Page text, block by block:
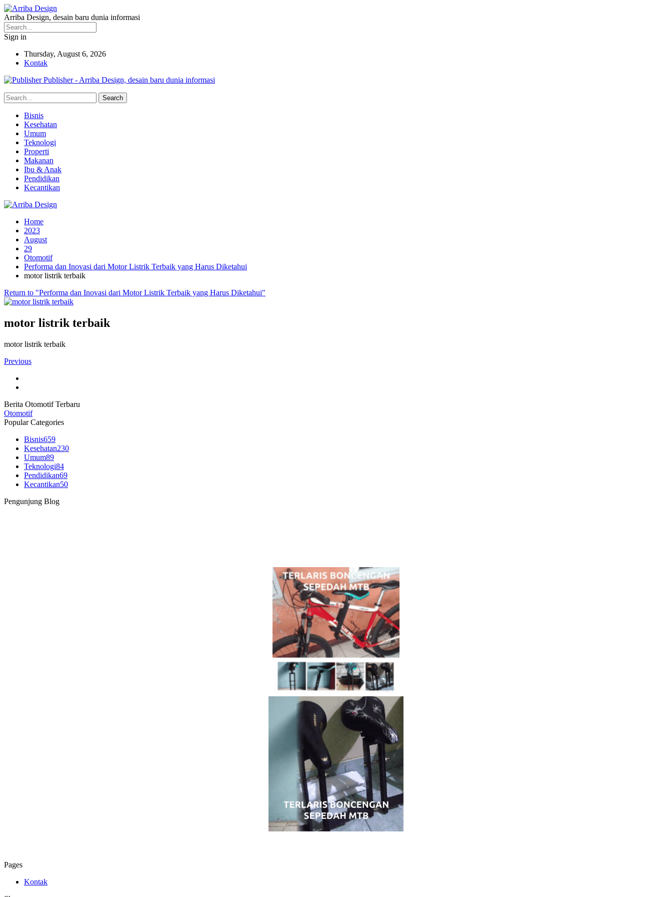
Arriba Design, desain baru dunia informasi
Sign in
Thursday, August 6, 2026
Kontak
Publisher - Arriba Design, desain baru dunia informasi
Bisnis
Kesehatan
Umum
Teknologi
Properti
Makanan
Ibu & Anak
Pendidikan
Kecantikan
Home
2023
August
29
Otomotif
Performa dan Inovasi dari Motor Listrik Terbaik yang Harus Diketahui
motor listrik terbaik
Return to "Performa dan Inovasi dari Motor Listrik Terbaik yang Harus Diketahui"
motor listrik terbaik
motor listrik terbaik
Previous
Berita Otomotif Terbaru
Otomotif
Popular Categories
Bisnis659
Kesehatan230
Umum89
Teknologi84
Pendidikan69
Kecantikan50
Pengunjung Blog
Pages
Kontak